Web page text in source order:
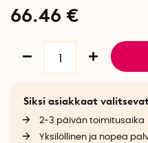
66.46 €
Siksi asiakkaat
2-3 päivän toimitusaika
Yksilöllinen ja nopea